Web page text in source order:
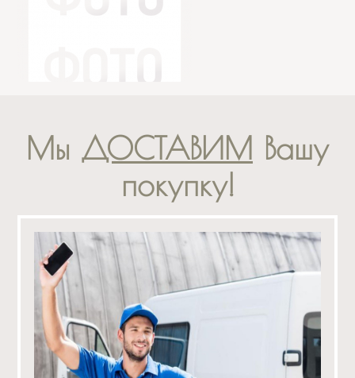
Мы ДОСТАВИМ Вашу
покупку!